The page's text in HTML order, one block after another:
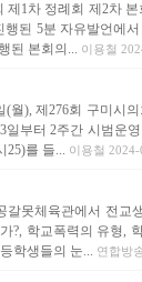
1차 정례회 제2차
된 5분 자유발언에
된 본회의... 이용철
월), 제276회 구미시
부터 2주간 시범운
25)를 들... 이용철
못체육관에서 전교
?, 학교폭력의 유형,
학생들의 눈... 연합방